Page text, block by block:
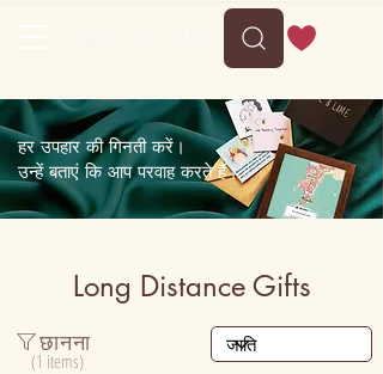
हर उपहार की गिनती करें।
उन्हें बताएं कि आप परवाह करते हैं।
Long Distance Gifts
छानना
(1 items)